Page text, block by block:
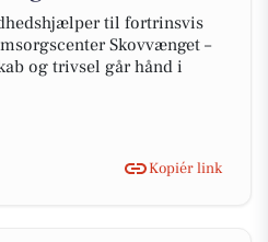
til fortrinsvis
Skovvænget –
og trivsel går hånd i
Kopiér link